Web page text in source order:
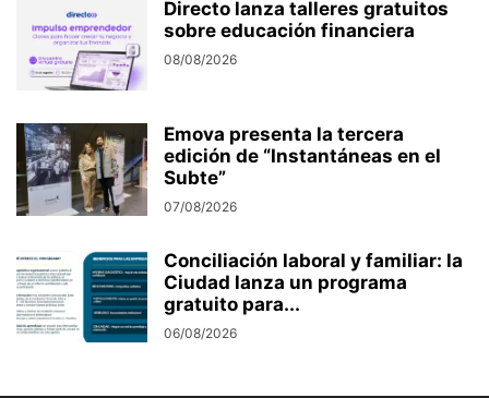
Directo lanza talleres gratuitos
sobre educación financiera
08/08/2026
Emova presenta la tercera
edición de “Instantáneas en el
Subte”
07/08/2026
Conciliación laboral y familiar: la
Ciudad lanza un programa
gratuito para...
06/08/2026